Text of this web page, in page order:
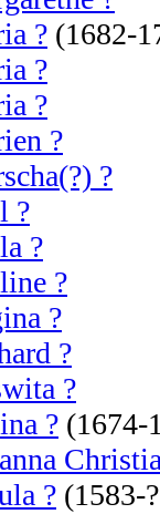
? (1682-
?
?
?
?
?
?
?
?
?
?
? (1674-
? (1583-